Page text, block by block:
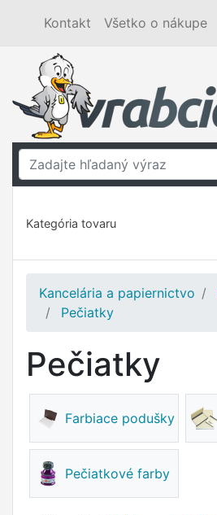
Kontakt Všetko o nákupe
Kategória tovaru
Kancelária a papiernictvo
Pečiatky
Pečiatky
Farbiace podušky
Pečiatkové farby